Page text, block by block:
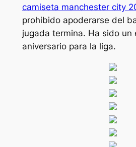
camiseta manchester city
prohibido apoderarse del
jugada termina. Ha sido un
aniversario para la liga.